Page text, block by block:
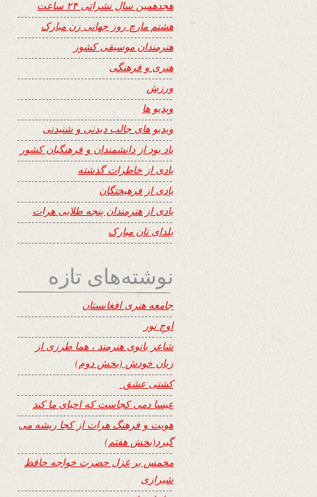
هجدهمین سال نشراتی ۲۴ ساعت
هشتم مارچ روز جهانی زن مبارک
هنرمندان موسیقی کشور
هنری و فرهنگی
ورزش
ویدیو ها
ویدیو های جالب دیدنی و شنیدنی
یاد بود از دانشمندان و فرهنگیان کشور
یادی از خاطرات گذشته
یادی از فرهیختگان
یادی از هنرمندان پنجه طلایی هرات
یلدای تان مبارک
نوشته‌های تازه
جامعه هنری افغانستان
اوجِ نور
شاعر بانوی هنرمند ، هما طرزی از
زبان خودش (بخش دوم)
کشتی عشق
عیسا دمی کجاست که احیای ما کند
هویت و فرهنگ هرات از کجا ریشه می
گیرد(بخش هفتم)
مخمس بر غزل حضرت خواجه حافظ
شیرازی